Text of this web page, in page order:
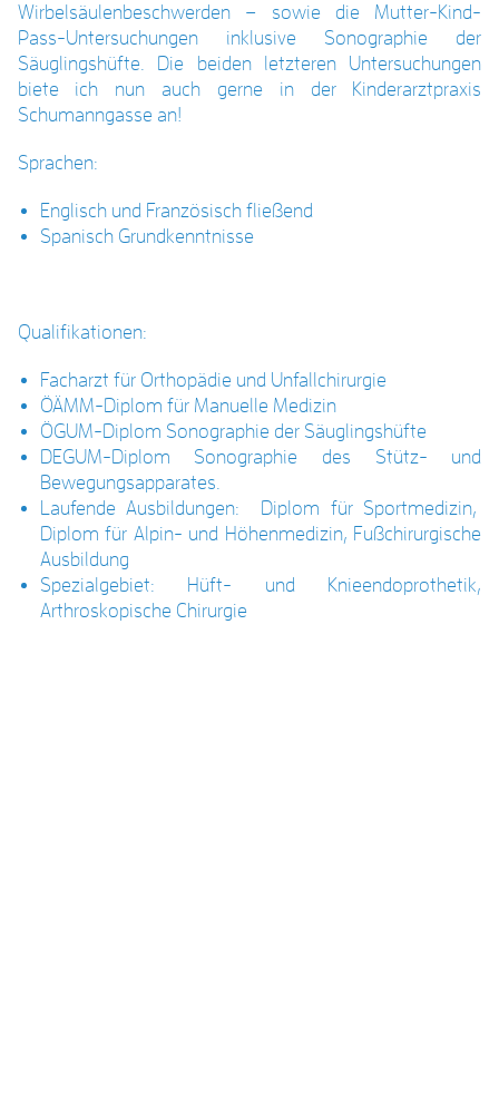
Wirbelsäulenbeschwerden – sowie die Mutter-Kind-
Pass-Untersuchungen inklusive Sonographie der
Säuglingshüfte. Die beiden letzteren Untersuchungen
biete ich nun auch gerne in der Kinderarztpraxis
Schumanngasse an!
Sprachen:
Englisch und Französisch fließend
Spanisch Grundkenntnisse
Qualifikationen:
Facharzt für Orthopädie und Unfallchirurgie
ÖÄMM-Diplom für Manuelle Medizin
ÖGUM-Diplom Sonographie der Säuglingshüfte
DEGUM-Diplom Sonographie des Stütz- und
Bewegungsapparates.
Laufende Ausbildungen: Diplom für Sportmedizin,
Diplom für Alpin- und Höhenmedizin, Fußchirurgische
Ausbildung
Spezialgebiet: Hüft- und Knieendoprothetik,
Arthroskopische Chirurgie